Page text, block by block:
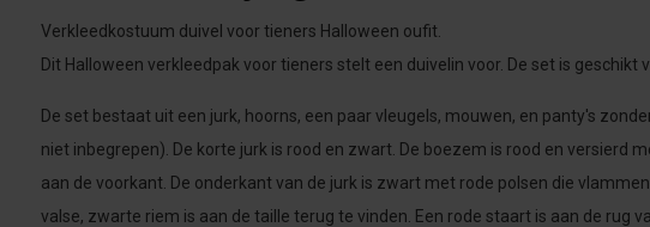
Verkleedkostuum duivel voor tieners Halloween oufit.
Dit Halloween verkleedpak voor tieners stelt een duivelin voor. De set is geschikt
De set bestaat uit een jurk, hoorns, een paar vleugels, mouwen, en panty's
niet inbegrepen). De korte jurk is rood en zwart. De boezem is rood en versierd
aan de voorkant. De onderkant van de jurk is zwart met rode polsen die
valse, zwarte riem is aan de taille terug te vinden. Een rode staart is aan de rug